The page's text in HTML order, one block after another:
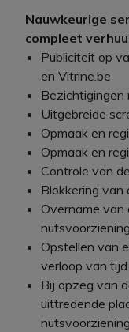
Nauwkeurige
compleet
Publiciteit op
en Vitrine.be
Bezichtigingen
Uitgebreide
Opmaak en
Opmaak en
Controle van
Blokkering van
Overname van
Opstellen van
verloop van tijd
Bij opzeg van
uittredende